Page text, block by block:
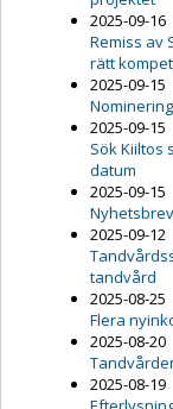
2025-09-16
Remiss av
rätt
2025-09-15
2025-09-15
Sök Kiiltos
datum
2025-09-15
2025-09-12
tandvård
2025-08-25
Flera
2025-08-20
2025-08-19